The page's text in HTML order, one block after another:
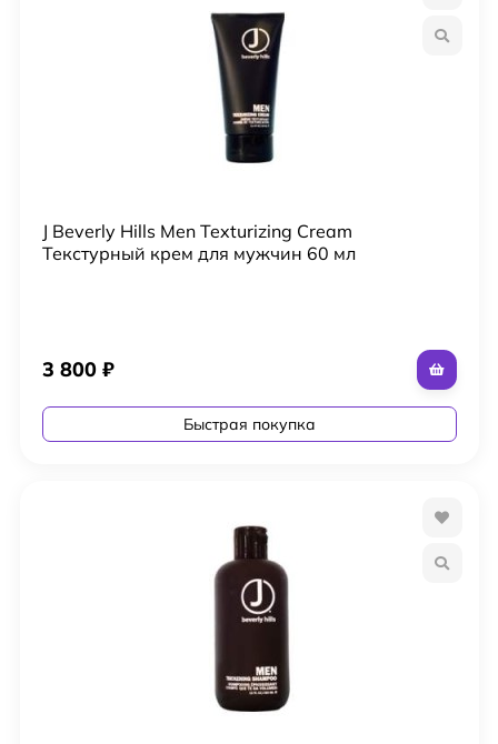
J Beverly Hills Men Texturizing Cream
Текстурный крем для мужчин 60 мл
3 800 ₽
Быстрая покупка